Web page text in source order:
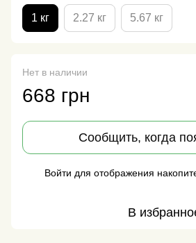
1 кг 2.27 кг 5.67 кг
Нет в наличии
668 грн
Сообщить, когда
Войти для отображения
В